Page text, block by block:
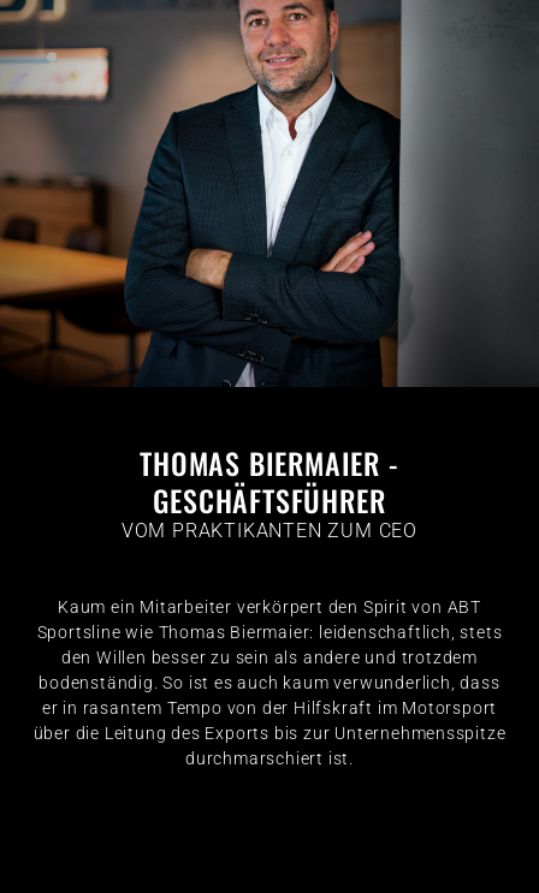
THOMAS BIERMAIER -
GESCHÄFTSFÜHRER
VOM PRAKTIKANTEN ZUM CEO
Kaum ein Mitarbeiter verkörpert den Spirit von ABT
Sportsline wie Thomas Biermaier: leidenschaftlich, stets
den Willen besser zu sein als andere und trotzdem
bodenständig. So ist es auch kaum verwunderlich, dass
er in rasantem Tempo von der Hilfskraft im Motorsport
über die Leitung des Exports bis zur Unternehmensspitze
durchmarschiert ist.